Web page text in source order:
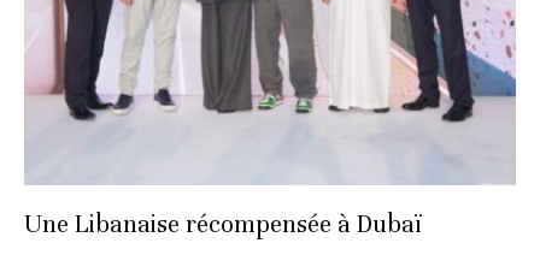
Une Libanaise récompensée à Dubaï